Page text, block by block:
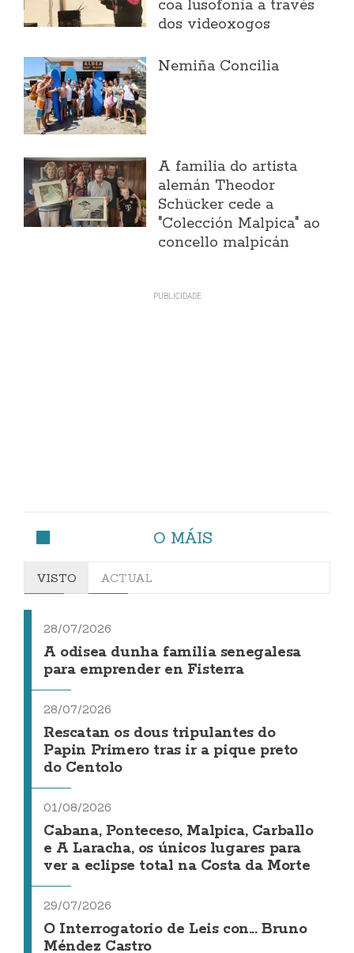
coa lusofonía a través
dos videoxogos
Nemiña Concilia
A familia do artista
alemán Theodor
Schücker cede a
"Colección Malpica" ao
concello malpicán
O MÁIS
VISTO ACTUAL
28/07/2026
A odisea dunha familia senegalesa
para emprender en Fisterra
28/07/2026
Rescatan os dous tripulantes do
Papin Primero tras ir a pique preto
do Centolo
01/08/2026
Cabana, Ponteceso, Malpica, Carballo
e A Laracha, os únicos lugares para
ver a eclipse total na Costa da Morte
29/07/2026
O Interrogatorio de Leis con... Bruno
Méndez Castro